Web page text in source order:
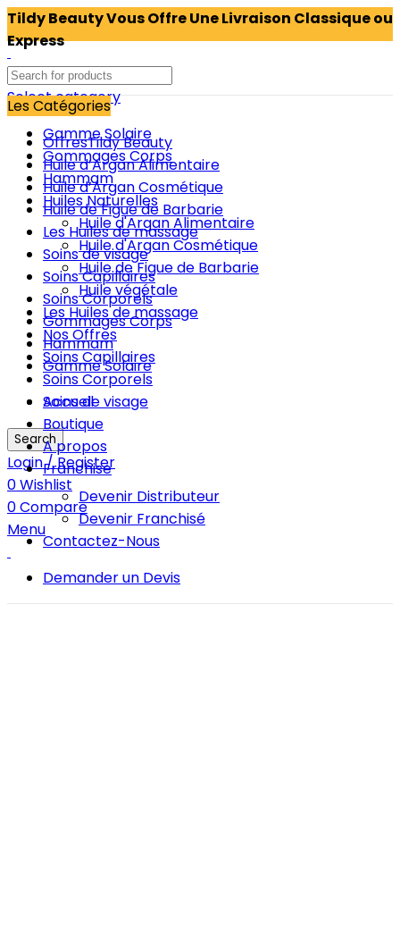
Tildy Beauty Vous Offre Une Livraison Classique ou
Express
Select category
Gamme Solaire
Gommages Corps
Hammam
Huiles Naturelles
Huile d'Argan Alimentaire
Huile d'Argan Cosmétique
Huile de Figue de Barbarie
Huile végétale
Les Huiles de massage
Nos Offres
Soins Capillaires
Soins Corporels
Soins de visage
Search
Login / Register
0Wishlist
0Compare
Menu
Les Catégories
OffresTildy Beauty
Huile d’Argan Alimentaire
Huile d’Argan Cosmétique
Huile de Figue de Barbarie
Les Huiles de massage
Soins de visage
Soins Capillaires
Soins Corporels
Gommages Corps
Hammam
Gamme Solaire
Accueil
Boutique
A propos
Franchise
Devenir Distributeur
Devenir Franchisé
Contactez-Nous
Demander un Devis